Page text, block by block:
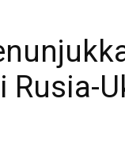
Rusia-